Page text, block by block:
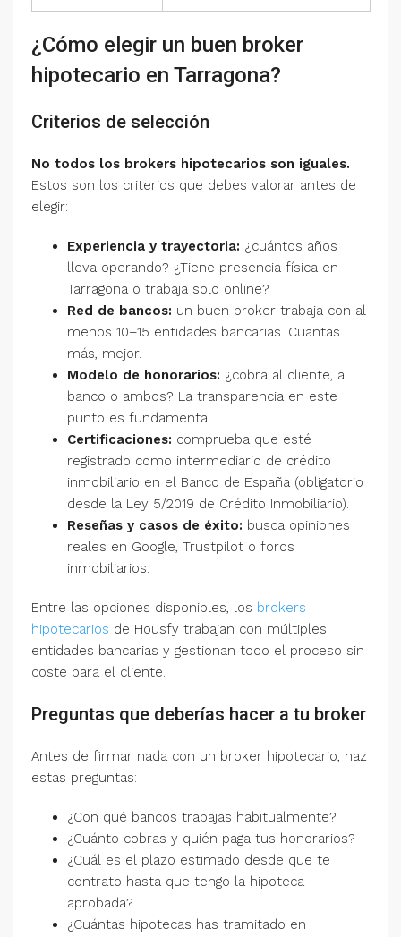
¿Cómo elegir un buen broker
hipotecario en Tarragona?
Criterios de selección
No todos los brokers hipotecarios son iguales.
Estos son los criterios que debes valorar antes de
elegir:
Experiencia y trayectoria: ¿cuántos años
lleva operando? ¿Tiene presencia física en
Tarragona o trabaja solo online?
Red de bancos: un buen broker trabaja con al
menos 10–15 entidades bancarias. Cuantas
más, mejor.
Modelo de honorarios: ¿cobra al cliente, al
banco o ambos? La transparencia en este
punto es fundamental.
Certificaciones: comprueba que esté
registrado como intermediario de crédito
inmobiliario en el Banco de España (obligatorio
desde la Ley 5/2019 de Crédito Inmobiliario).
Reseñas y casos de éxito: busca opiniones
reales en Google, Trustpilot o foros
inmobiliarios.
Entre las opciones disponibles, los brokers
hipotecarios de Housfy trabajan con múltiples
entidades bancarias y gestionan todo el proceso sin
coste para el cliente.
Preguntas que deberías hacer a tu broker
Antes de firmar nada con un broker hipotecario, haz
estas preguntas:
¿Con qué bancos trabajas habitualmente?
¿Cuánto cobras y quién paga tus honorarios?
¿Cuál es el plazo estimado desde que te
contrato hasta que tengo la hipoteca
aprobada?
¿Cuántas hipotecas has tramitado en